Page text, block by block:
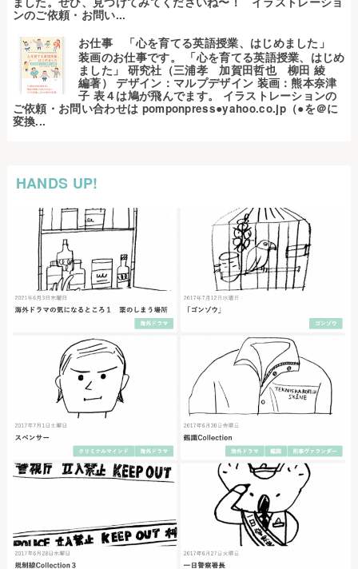
ンのご依頼・お問い...
お仕事 「心を育てる英語授業、はじめました」
装画のお仕事です。 「心を育てる英語授業、はじめ
ました」 研究社（三浦孝 加賀田哲也 柳田 綾
編著） デザイン：マルプデザイン 装画：熊本奈津
子 表４は鳩が飛んでます。 イラストレーションの
ご依頼・お問い合わせは pomponpress●yahoo.co.jp（●を＠に
変換...
HANDS UP!